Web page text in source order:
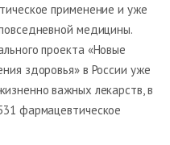
применение и уже
медицины.
проекта «Новые
здоровья» в России уже
важных лекарств, в
фармацевтическое